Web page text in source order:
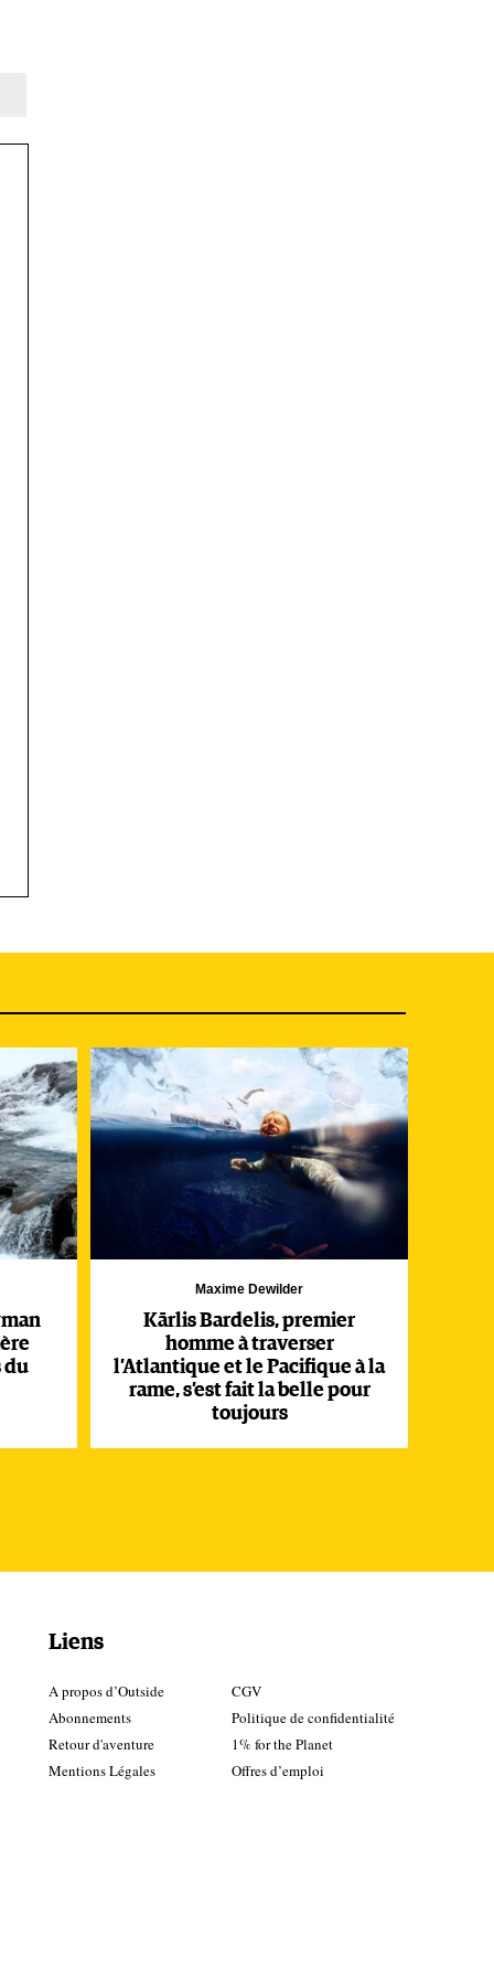
du
Maxime Dewilder
Kārlis Bardelis, premier
homme à traverser
l’Atlantique et le Pacifique à la
rame, s’est fait la belle pour
toujours
Liens
A propos d’Outside
Abonnements
Retour d'aventure
Mentions Légales
CGV
Politique de confidentialité
1% for the Planet
Offres d’emploi